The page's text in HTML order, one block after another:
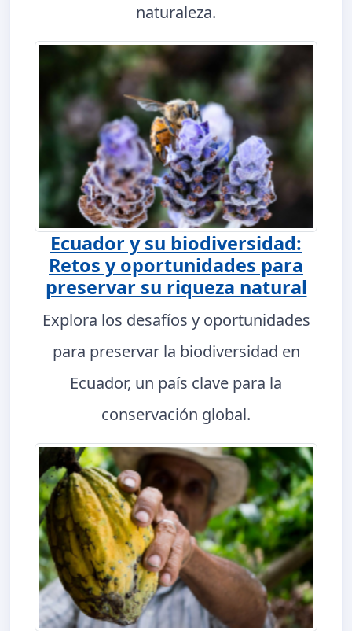
naturaleza.
Ecuador y su biodiversidad:
Retos y oportunidades para
preservar su riqueza natural
Explora los desafíos y oportunidades
para preservar la biodiversidad en
Ecuador, un país clave para la
conservación global.